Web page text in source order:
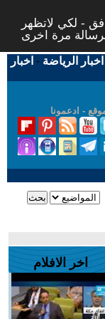
- لكي لاتظهر
اخبار الرياضة - اخبار
- ادعمونا
اخر الافلام